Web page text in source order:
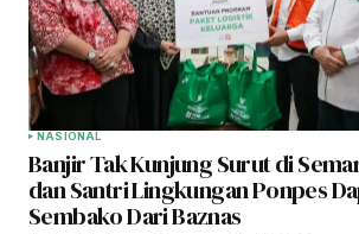
NASIONAL
Banjir Tak Kunjung Surut di
dan Santri Lingkungan Ponpes
Sembako Dari Baznas